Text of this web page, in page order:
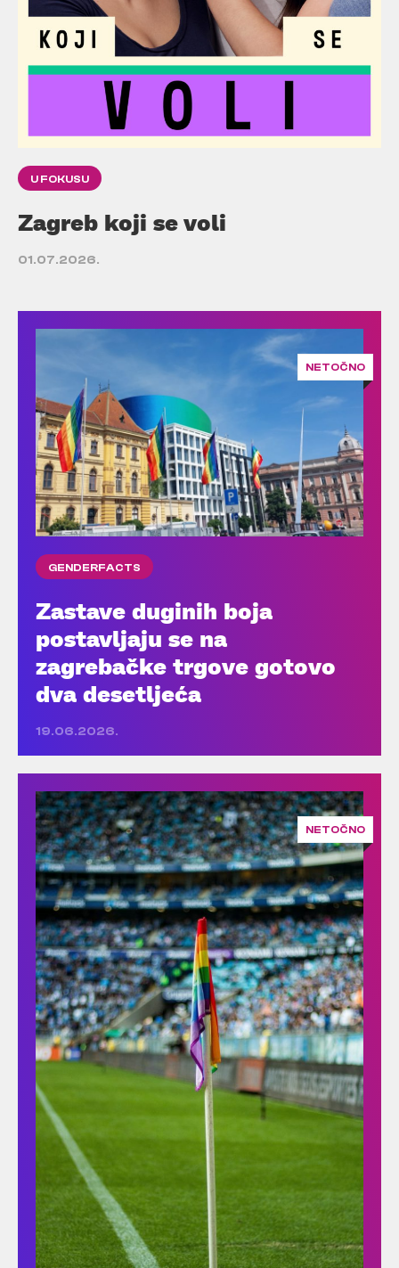
U FOKUSU
Zagreb koji se voli
01.07.2026.
NETOČNO
GENDERFACTS
Zastave duginih boja
postavljaju se na
zagrebačke trgove gotovo
dva desetljeća
19.06.2026.
NETOČNO